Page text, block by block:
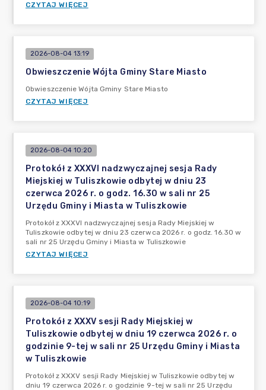
CZYTAJ WIĘCEJ
2026-08-04 13:19
Obwieszczenie Wójta Gminy Stare Miasto
Obwieszczenie Wójta Gminy Stare Miasto
CZYTAJ WIĘCEJ
2026-08-04 10:20
Protokół z XXXVI nadzwyczajnej sesja Rady
Miejskiej w Tuliszkowie odbytej w dniu 23
czerwca 2026 r. o godz. 16.30 w sali nr 25
Urzędu Gminy i Miasta w Tuliszkowie
Protokół z XXXVI nadzwyczajnej sesja Rady Miejskiej w
Tuliszkowie odbytej w dniu 23 czerwca 2026 r. o godz. 16.30 w
sali nr 25 Urzędu Gminy i Miasta w Tuliszkowie
CZYTAJ WIĘCEJ
2026-08-04 10:19
Protokół z XXXV sesji Rady Miejskiej w
Tuliszkowie odbytej w dniu 19 czerwca 2026 r. o
godzinie 9-tej w sali nr 25 Urzędu Gminy i Miasta
w Tuliszkowie
Protokół z XXXV sesji Rady Miejskiej w Tuliszkowie odbytej w
dniu 19 czerwca 2026 r. o godzinie 9-tej w sali nr 25 Urzędu